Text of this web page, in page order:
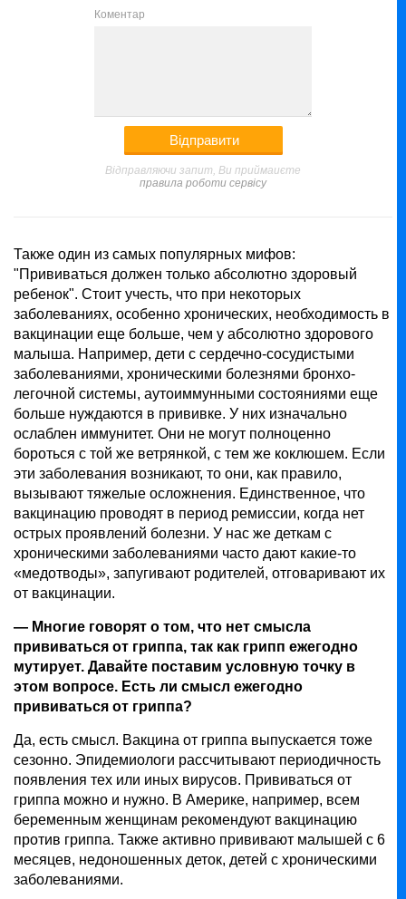
Коментар
Відправляючи запит, Ви приймаиєте
правила роботи сервісу
Также один из самых популярных мифов:
"Прививаться должен только абсолютно здоровый
ребенок". Стоит учесть, что при некоторых
заболеваниях, особенно хронических, необходимость в
вакцинации еще больше, чем у абсолютно здорового
малыша. Например, дети с сердечно-сосудистыми
заболеваниями, хроническими болезнями бронхо-
легочной системы, аутоиммунными состояниями еще
больше нуждаются в прививке. У них изначально
ослаблен иммунитет. Они не могут полноценно
бороться с той же ветрянкой, с тем же коклюшем. Если
эти заболевания возникают, то они, как правило,
вызывают тяжелые осложнения. Единственное, что
вакцинацию проводят в период ремиссии, когда нет
острых проявлений болезни. У нас же деткам с
хроническими заболеваниями часто дают какие-то
«медотводы», запугивают родителей, отговаривают их
от вакцинации.
— Многие говорят о том, что нет смысла
прививаться от гриппа, так как грипп ежегодно
мутирует. Давайте поставим условную точку в
этом вопросе. Есть ли смысл ежегодно
прививаться от гриппа?
Да, есть смысл. Вакцина от гриппа выпускается тоже
сезонно. Эпидемиологи рассчитывают периодичность
появления тех или иных вирусов. Прививаться от
гриппа можно и нужно. В Америке, например, всем
беременным женщинам рекомендуют вакцинацию
против гриппа. Также активно прививают малышей с 6
месяцев, недоношенных деток, детей с хроническими
заболеваниями.